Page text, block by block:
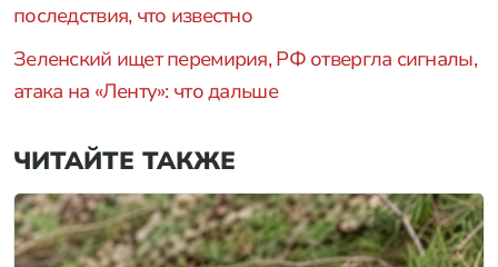
последствия, что известно
Зеленский ищет перемирия, РФ отвергла сигналы,
атака на «Ленту»: что дальше
ЧИТАЙТЕ ТАКЖЕ